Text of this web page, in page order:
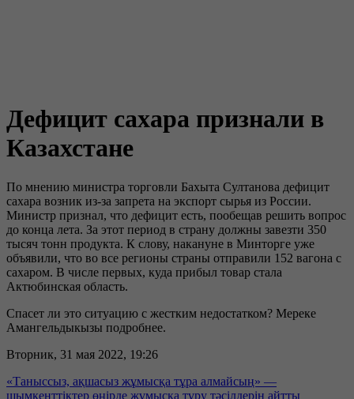
Дефицит сахара признали в
Казахстане
По мнению министра торговли Бахыта Султанова дефицит
сахара возник из-за запрета на экспорт сырья из России.
Министр признал, что дефицит есть, пообещав решить вопрос
до конца лета. За этот период в страну должны завезти 350
тысяч тонн продукта. К слову, накануне в Минторге уже
объявили, что во все регионы страны отправили 152 вагона с
сахаром. В числе первых, куда прибыл товар стала
Актюбинская область.
Спасет ли это ситуацию с жестким недостатком? Мереке
Амангельдыкызы подробнее.
Вторник, 31 мая 2022, 19:26
«Таныссыз, ақшасыз жұмысқа тұра алмайсың» —
шымкенттіктер өңірде жұмысқа тұру тәсілдерін айтты